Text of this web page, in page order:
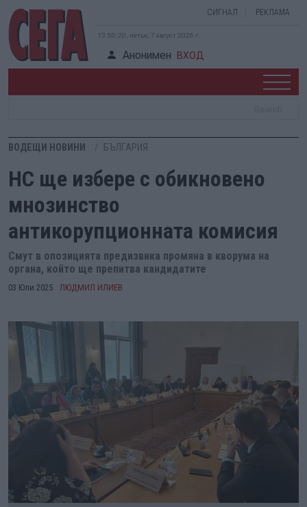
СИГНАЛ РЕКЛАМА
13:50:21, петък, 7 август 2026 г.
Анонимен ВХОД
ВОДЕЩИ НОВИНИ БЪЛГАРИЯ
НС ще избере с обикновено
мнозинство
антикорупционната комисия
Смут в опозицията предизвика промяна в кворума на
органа, който ще препитва кандидатите
03 Юли 2025 ЛЮДМИЛ ИЛИЕВ